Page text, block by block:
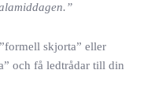
skjorta” eller
och få ledtrådar till din